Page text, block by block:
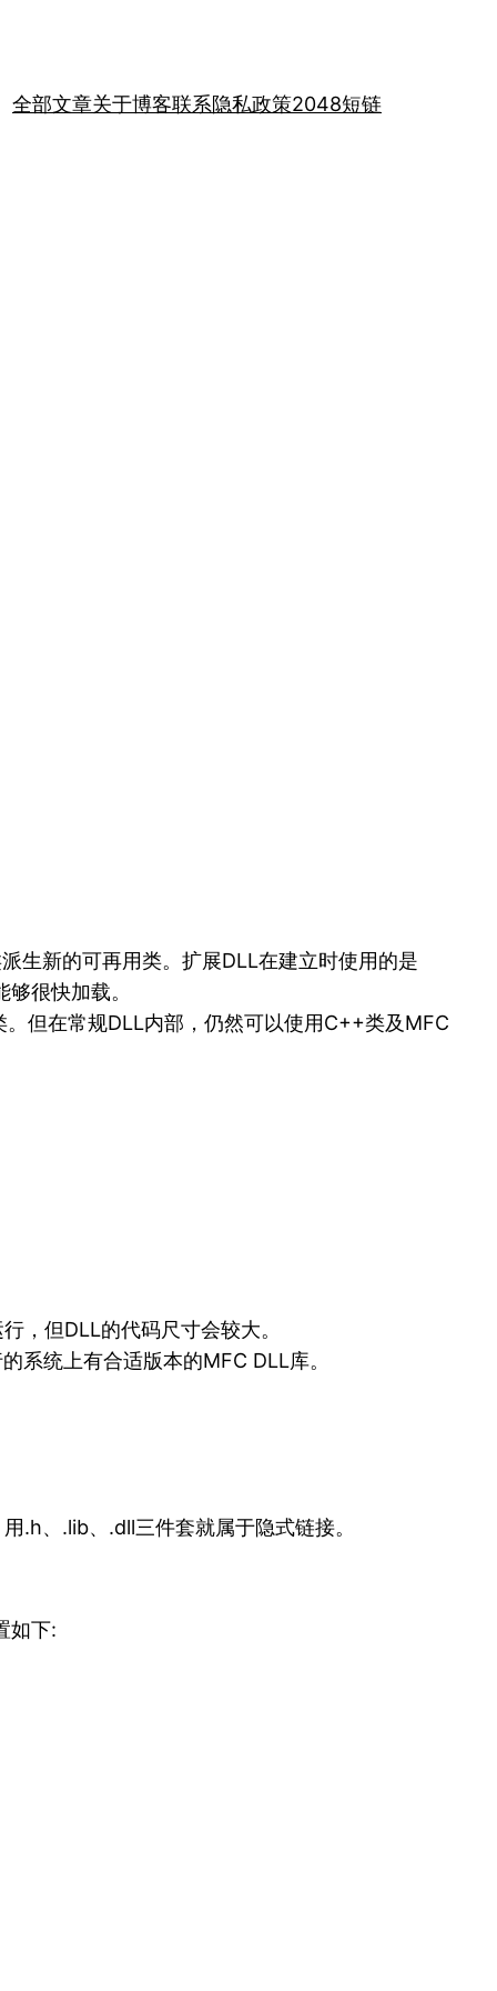
全部文章关于博客联系隐私政策2048短链
生新的可再用类。扩展DLL在建立时使用的是
很快加载。
但在常规DLL内部，仍然可以使用C++类及MFC
，但DLL的代码尺寸会较大。
系统上有合适版本的MFC DLL库。
.h、.lib、.dll三件套就属于隐式链接。
如下: